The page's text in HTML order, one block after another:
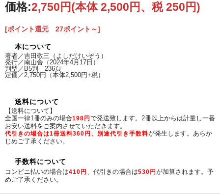
ページサンプル
価格:2,750円(本体 2,500円、税 250円)
[ポイント還元 27ポイント～]
本について
著者／吉田敬三（よしだけいぞう）
発行／南山舎（2024年4月17日）
判型／B5判 236頁
定価／2,750円（本体2,500円+税）
送料について
【送料について】
全国一律1冊のみの場合198円 で発送致します。2冊以上からは計量し一番
お安い送料をご案内させていただきます。
代引きの場合は1冊送料360円、別途代引き手数料が発生します。あらか
じめご了承ください。
手数料について
コンビニ払いの場合は410円 、代引きの場合は530円 が加算されます。予
めご了承ください。